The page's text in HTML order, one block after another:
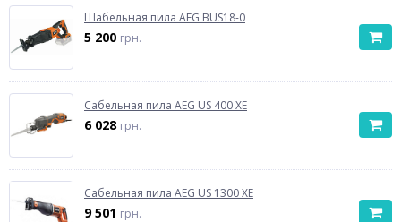
Шабельная пила AEG BUS18-0
5 200 грн.
Сабельная пила AEG US 400 XE
6 028 грн.
Сабельная пила AEG US 1300 XE
9 501 грн.